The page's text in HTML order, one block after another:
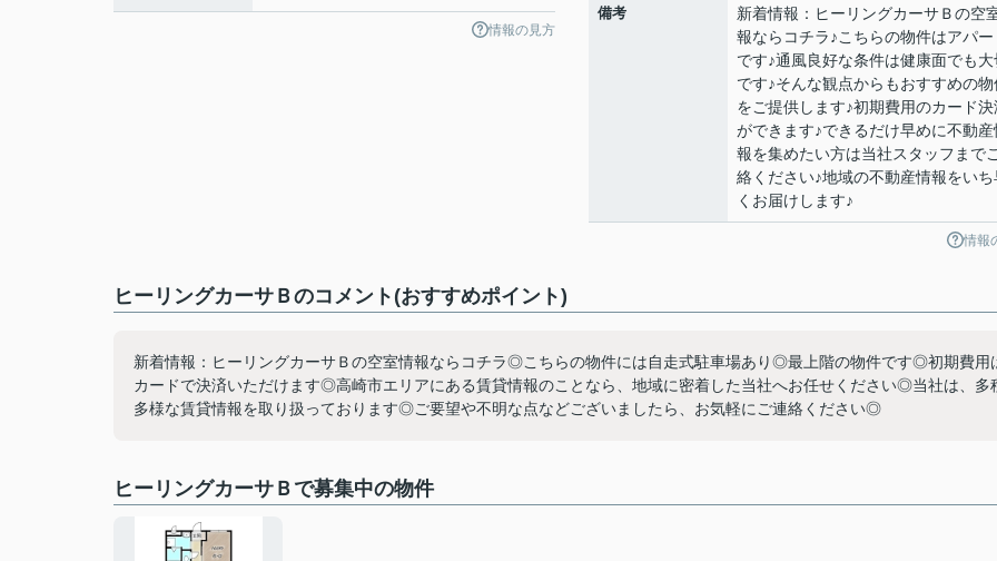
情報の見方
備考
新着情報：ヒーリングカーサＢの空
報ならコチラ♪こちらの物件はアパー
です♪通風良好な条件は健康面でも大
です♪そんな観点からもおすすめの物
をご提供します♪初期費用のカード決
ができます♪できるだけ早めに不動産
報を集めたい方は当社スタッフまで
絡ください♪地域の不動産情報をいち
くお届けします♪
情報
ヒーリングカーサＢのコメント(おすすめポイント)
新着情報：ヒーリングカーサＢの空室情報ならコチラ◎こちらの物件には自走式駐車場あり◎最上階の物件です◎初期費用
カードで決済いただけます◎高崎市エリアにある賃貸情報のことなら、地域に密着した当社へお任せください◎当社は、多
多様な賃貸情報を取り扱っております◎ご要望や不明な点などございましたら、お気軽にご連絡ください◎
ヒーリングカーサＢで募集中の物件